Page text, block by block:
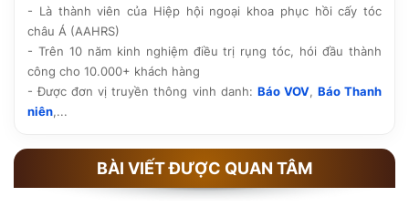
- Là thành viên của Hiệp hội ngoại khoa phục hồi cấy tóc
châu Á (AAHRS)
- Trên 10 năm kinh nghiệm điều trị rụng tóc, hói đầu thành
công cho 10.000+ khách hàng
- Được đơn vị truyền thông vinh danh: Báo VOV, Báo Thanh
niên,...
BÀI VIẾT ĐƯỢC QUAN TÂM